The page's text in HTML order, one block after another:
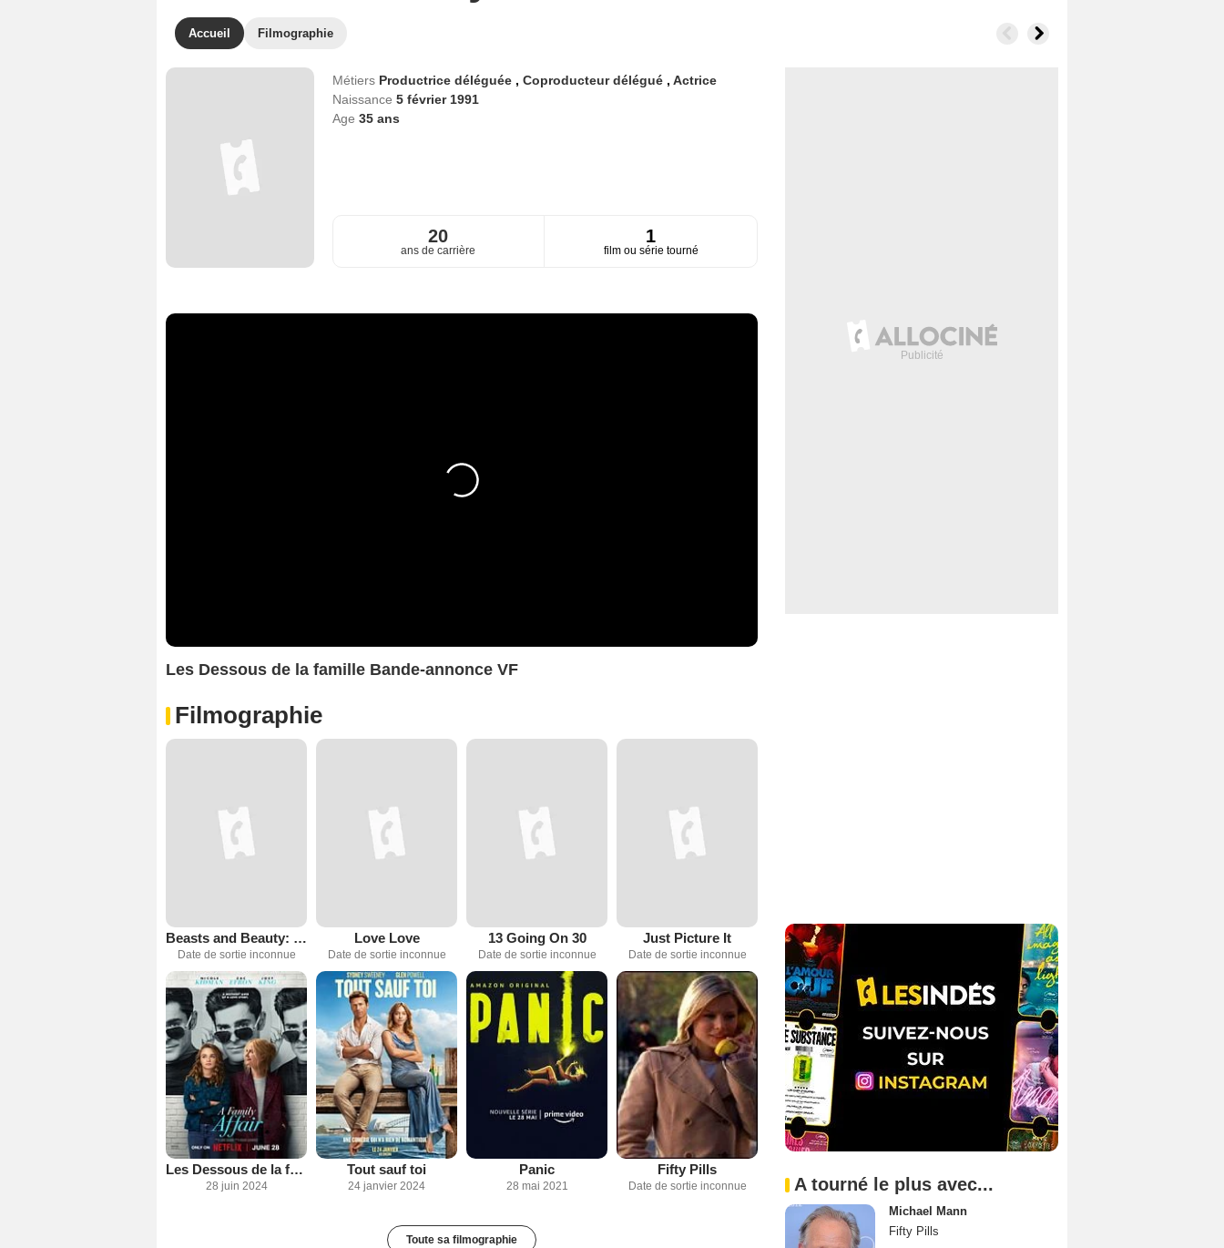
Accueil Filmographie
Métiers Productrice déléguée , Coproducteur délégué , Actrice
Naissance 5 février 1991
Age 35ans
20
ans de carrière
1
film ou série tourné
Les Dessous de la famille Bande-annonce VF
Filmographie
Beasts and Beauty: Dangerous Tales
Date de sortie inconnue
Love Love
Date de sortie inconnue
13 Going On 30
Date de sortie inconnue
Just Picture It
Date de sortie inconnue
Les Dessous de la famille
28 juin 2024
Tout sauf toi
24 janvier 2024
Panic
28 mai 2021
Fifty Pills
Date de sortie inconnue
Toute sa filmographie
A tourné le plus avec...
Michael Mann
Fifty Pills